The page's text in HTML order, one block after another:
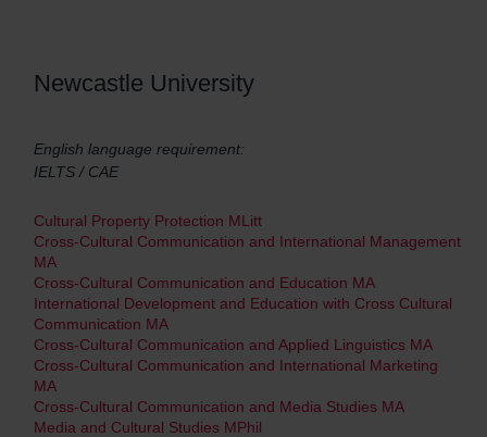
Newcastle University
English language requirement:
IELTS / CAE
Cultural Property Protection MLitt
Cross-Cultural Communication and International Management
MA
Cross-Cultural Communication and Education MA
International Development and Education with Cross Cultural
Communication MA
Cross-Cultural Communication and Applied Linguistics MA
Cross-Cultural Communication and International Marketing
MA
Cross-Cultural Communication and Media Studies MA
Media and Cultural Studies MPhil